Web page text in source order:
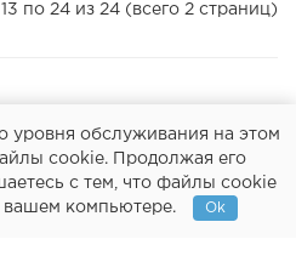
по 24 из 24 (всего 2 страниц)
конфиденциальности
уровня обслуживания на этом
cookie. Продолжая его
с тем, что файлы cookie
вашем компьютере.
Ok